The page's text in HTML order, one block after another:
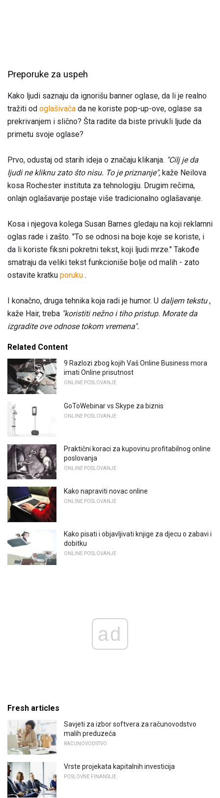
Preporuke za uspeh
Kako ljudi saznaju da ignorišu banner oglase, da li je realno
tražiti od oglašivača da ne koriste pop-up-ove, oglase sa
prekrivanjem i slično? Šta radite da biste privukli ljude da
primetu svoje oglase?
Prvo, odustaj od starih ideja o značaju klikanja. "Cilj je da
ljudi ne kliknu zato što nisu. To je priznanje", kaže Neilova
kosa Rochester instituta za tehnologiju. Drugim rečima,
onlajn oglašavanje postaje više tradicionalno oglašavanje.
Kosa i njegova kolega Susan Barnes gledaju na koji reklamni
oglas rade i zašto. "To se odnosi na boje koje se koriste, i
da li koriste fiksni pokretni tekst, koji ljudi mrze." Takođe
smatraju da veliki tekst funkcioniše bolje od malih - zato
ostavite kratku poruku .
I konačno, druga tehnika koja radi je humor. U daljem tekstu,
kaže Hair, treba "koristiti nežno i tiho pristup. Morate da
izgradite ove odnose tokom vremena".
Related Content
9 Razlozi zbog kojih Vaš Online Business mora
imati Online prisutnost
ONLINE POSLOVANJE
GoToWebinar vs Skype za biznis
ONLINE POSLOVANJE
Praktični koraci za kupovinu profitabilnog online
poslovanja
ONLINE POSLOVANJE
Kako napraviti novac online
ONLINE POSLOVANJE
Kako pisati i objavljivati ​​knjige za djecu o zabavi i
dobitku
ONLINE POSLOVANJE
ad
Fresh articles
Savjeti za izbor softvera za računovodstvo
malih preduzeća
RAČUNOVODSTVO
Vrste projekata kapitalnih investicija
POSLOVNE FINANSIJE